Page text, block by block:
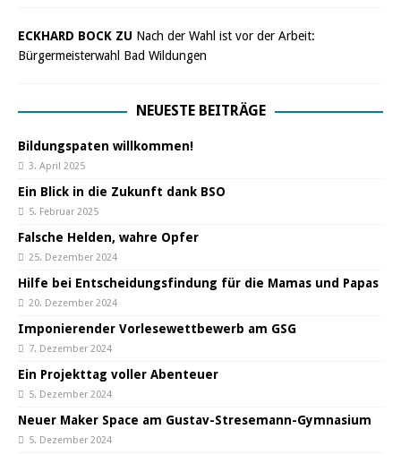
ECKHARD BOCK ZU Nach der Wahl ist vor der Arbeit:
Bürgermeisterwahl Bad Wildungen
NEUESTE BEITRÄGE
Bildungspaten willkommen!
3. April 2025
Ein Blick in die Zukunft dank BSO
5. Februar 2025
Falsche Helden, wahre Opfer
25. Dezember 2024
Hilfe bei Entscheidungsfindung für die Mamas und Papas
20. Dezember 2024
Imponierender Vorlesewettbewerb am GSG
7. Dezember 2024
Ein Projekttag voller Abenteuer
5. Dezember 2024
Neuer Maker Space am Gustav-Stresemann-Gymnasium
5. Dezember 2024